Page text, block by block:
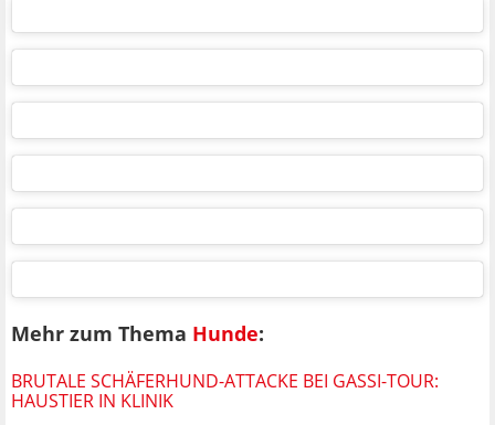
Mehr zum Thema Hunde:
BRUTALE SCHÄFERHUND-ATTACKE BEI GASSI-TOUR:
HAUSTIER IN KLINIK